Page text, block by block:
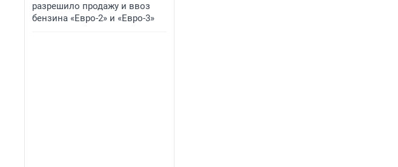
разрешило продажу и ввоз
бензина «Евро-2» и «Евро-3»